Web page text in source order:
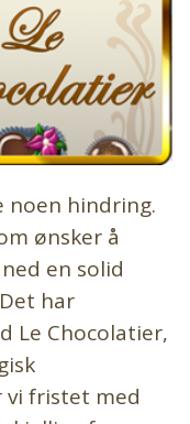
noen hindring.
ønsker å
en solid
har
Le Chocolatier,
vi fristet med